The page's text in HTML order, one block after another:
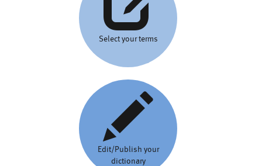
Select your terms
Edit/Publish your
dictionary